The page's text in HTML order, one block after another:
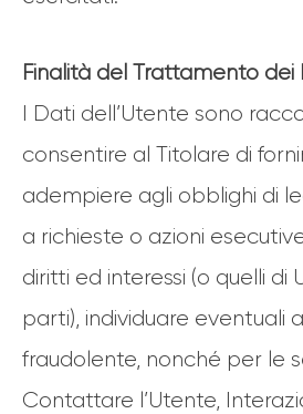
Finalità del Trattamento
I Dati dell’Utente sono
consentire al Titolare di
adempiere agli obblighi di
a richieste o azioni
diritti ed interessi (o quelli di
parti), individuare eventuali
fraudolente, nonché per le
Contattare l’Utente,